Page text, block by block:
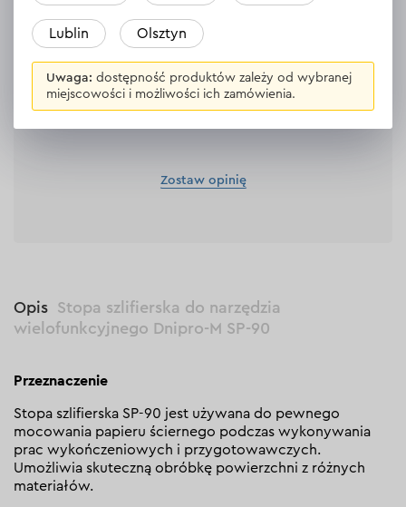
Nikt jeszcze nie zostawił opinii na temat
tego produktu.
Bądź pierwszy
Zostaw opinię
Opis
Stopa szlifierska do narzędzia
wielofunkcyjnego Dnipro-M SP-90
Przeznaczenie
Stopa szlifierska SP-90 jest używana do pewnego
mocowania papieru ściernego podczas wykonywania
prac wykończeniowych i przygotowawczych.
Umożliwia skuteczną obróbkę powierzchni z różnych
materiałów.
Lublin Olsztyn
Uwaga: dostępność produktów zależy od wybranej
miejscowości i możliwości ich zamówienia.